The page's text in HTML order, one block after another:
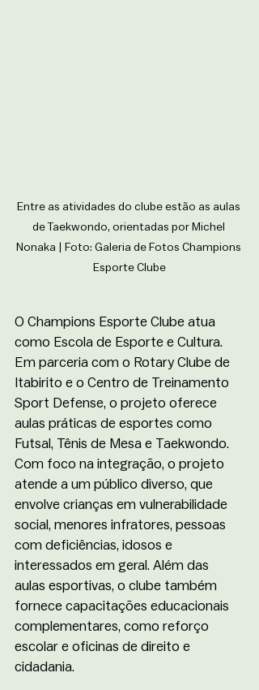
Entre as atividades do clube estão as aulas
de Taekwondo, orientadas por Michel
Nonaka | Foto: Galeria de Fotos Champions
Esporte Clube
O Champions Esporte Clube atua
como Escola de Esporte e Cultura.
Em parceria com o Rotary Clube de
Itabirito e o Centro de Treinamento
Sport Defense, o projeto oferece
aulas práticas de esportes como
Futsal, Tênis de Mesa e Taekwondo.
Com foco na integração, o projeto
atende a um público diverso, que
envolve crianças em vulnerabilidade
social, menores infratores, pessoas
com deficiências, idosos e
interessados em geral. Além das
aulas esportivas, o clube também
fornece capacitações educacionais
complementares, como reforço
escolar e oficinas de direito e
cidadania.